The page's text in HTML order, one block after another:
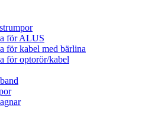
för ALUS
för kabel med bärlina
för optorör/kabel